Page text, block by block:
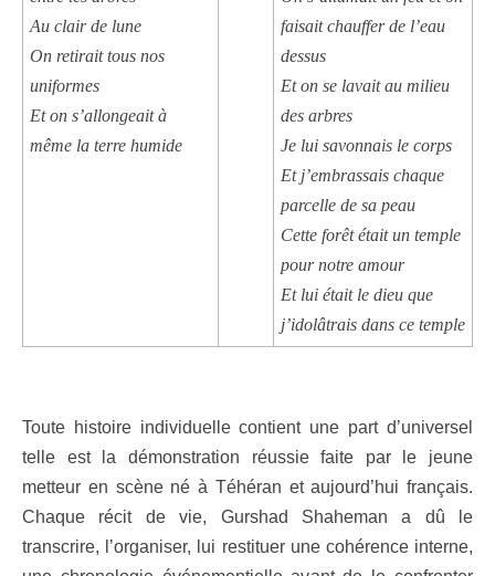
Au clair de lune
On retirait tous nos
uniformes
Et on s’allongeait à
même la terre humide
faisait chauffer de l’eau
dessus
Et on se lavait au milieu
des arbres
Je lui savonnais le corps
Et j’embrassais chaque
parcelle de sa peau
Cette forêt était un temple
pour notre amour
Et lui était le dieu que
j’idolâtrais dans ce temple
Toute histoire individuelle contient une part d’universel
telle est la démonstration réussie faite par le jeune
metteur en scène né à Téhéran et aujourd’hui français.
Chaque récit de vie, Gurshad Shaheman a dû le
transcrire, l’organiser, lui restituer une cohérence interne,